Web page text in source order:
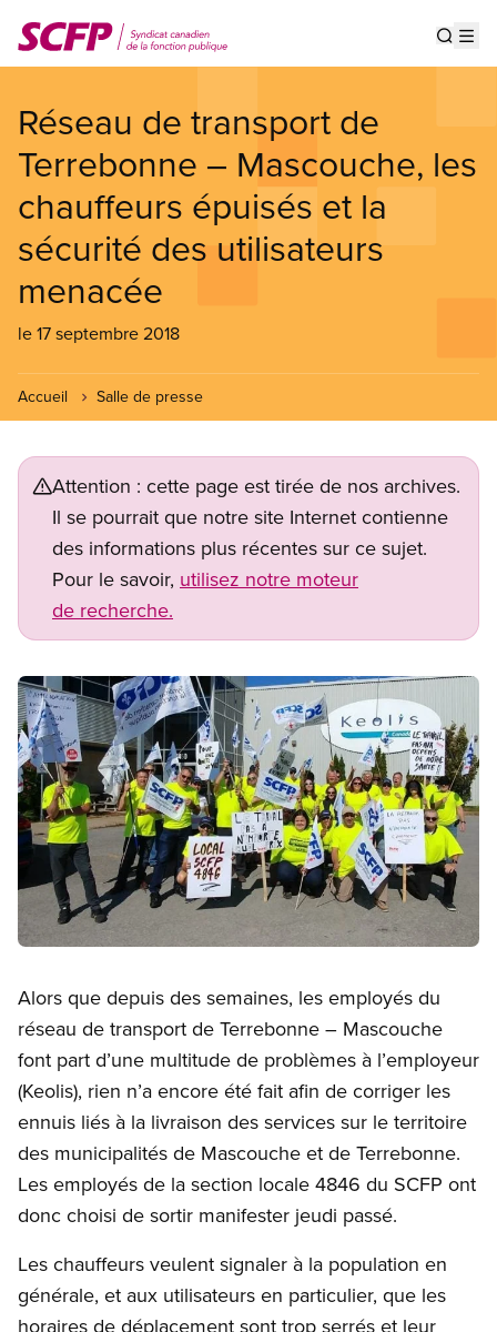
au
contenu
Réseau de transport de
Terrebonne – Mascouche, les
chauffeurs épuisés et la
sécurité des utilisateurs
menacée
le 17 septembre 2018
Accueil Salle de presse
Attention : cette page est tirée de nos archives.
Il se pourrait que notre site Internet contienne
des informations plus récentes sur ce sujet.
Pour le savoir, utilisez notre moteur
de recherche.
Image
Alors que depuis des semaines, les employés du
réseau de transport de Terrebonne – Mascouche
font part d’une multitude de problèmes à l’employeur
(Keolis), rien n’a encore été fait afin de corriger les
ennuis liés à la livraison des services sur le territoire
des municipalités de Mascouche et de Terrebonne.
Les employés de la section locale 4846 du SCFP ont
donc choisi de sortir manifester jeudi passé.
Les chauffeurs veulent signaler à la population en
générale, et aux utilisateurs en particulier, que les
horaires de déplacement sont trop serrés et leur